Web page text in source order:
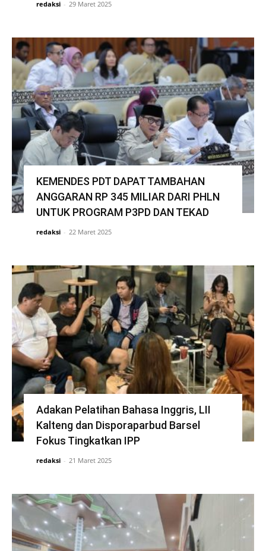
redaksi - 29 Maret 2025
KEMENDES PDT DAPAT TAMBAHAN
ANGGARAN RP 345 MILIAR DARI PHLN
UNTUK PROGRAM P3PD DAN TEKAD
redaksi - 22 Maret 2025
Adakan Pelatihan Bahasa Inggris, LII
Kalteng dan Disporaparbud Barsel
Fokus Tingkatkan IPP
redaksi - 21 Maret 2025